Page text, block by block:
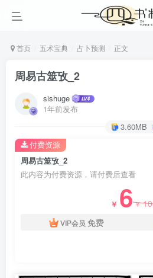
首页 五术宝典 占卜预测 正文
周易古筮攷_2
sishuge
1年前发布
3.60MB
周易古筮攷_2
此内容为付费资源，请付费后查看
￥ 6￥10
VIP会员 免费
付费资源